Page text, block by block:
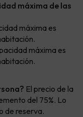
máxima de las
máxima es
máxima es
El precio de la
del 75%. Lo
de reserva.